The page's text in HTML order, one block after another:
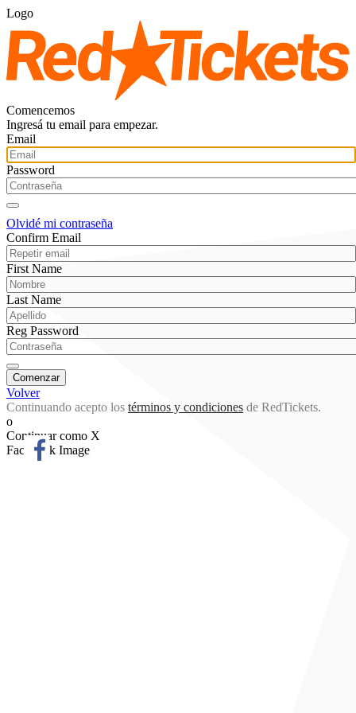
Logo
Comencemos
Ingresá tu email para empezar.
Email
Password
Olvidé mi contraseña
Confirm Email
First Name
Last Name
Reg Password
Volver
Continuando acepto los términos y condiciones de RedTickets.
o
Continuar como X
Facebook Image